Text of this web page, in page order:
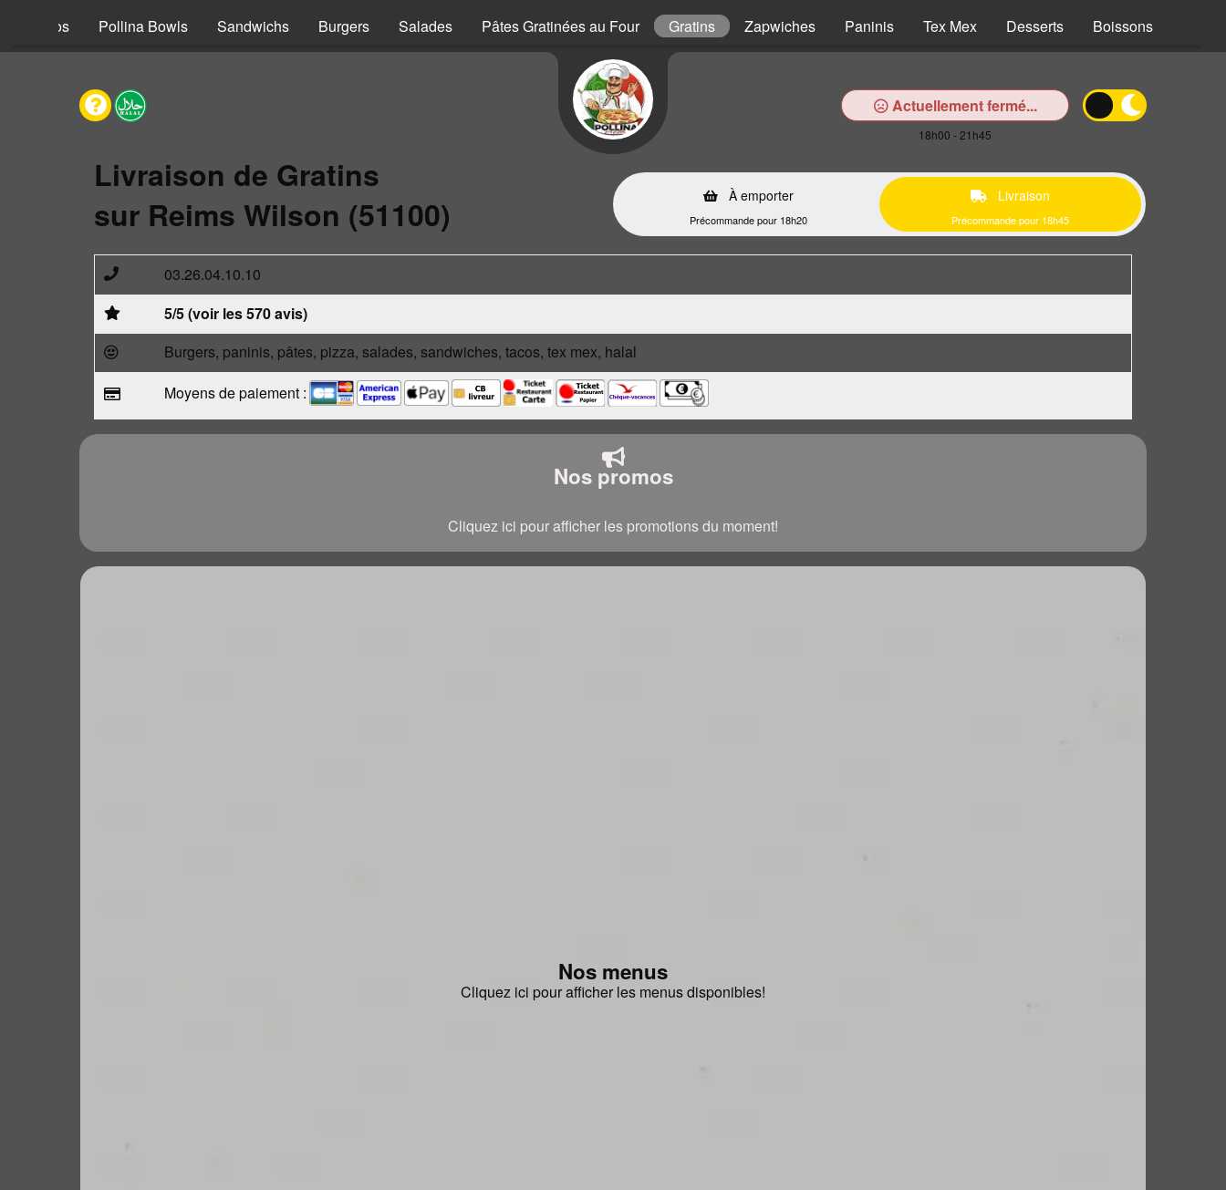
Tacos Pollina Bowls Sandwichs Burgers Salades Pâtes Gratinées au Four Gratins Zapwiches Paninis Tex Mex Desserts Boissons
Actuellement fermé...
18h00 - 21h45
Livraison de Gratins
sur Reims Wilson (51100)
À emporter
Précommande pour 18h20
Livraison
Précommande pour 18h45
03.26.04.10.10
5/5 (voir les 570 avis)
Burgers, paninis, pâtes, pizza, salades, sandwiches, tacos, tex mex, halal
Moyens de paiement :
Nos promos
Cliquez ici pour afficher les promotions du moment!
Nos menus
Cliquez ici pour afficher les menus disponibles!